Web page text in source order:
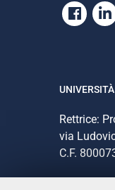
Rettrice:
via
C.F.